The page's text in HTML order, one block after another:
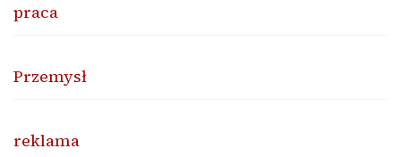
praca
Przemysł
reklama